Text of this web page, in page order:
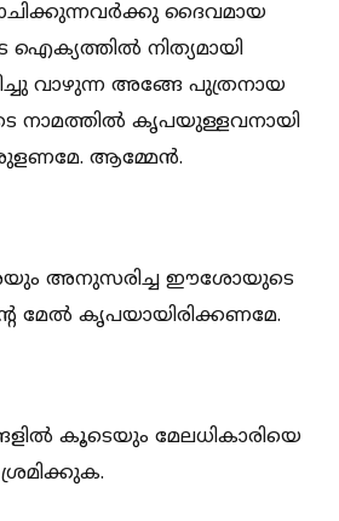
ദൈവമായ
നിത്യമായി
വാഴുന്ന അങ്ങേ പുത്രനായ
നാമത്തില്‍ കൃപയുള്ളവനായി
ആമ്മേന്‍.
അനുസരിച്ച ഈശോയുടെ
മേല്‍ കൃപയായിരിക്കണമേ.
കൂടെയും മേലധികാരിയെ